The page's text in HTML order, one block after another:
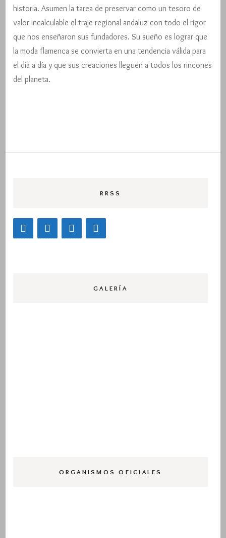
historia. Asumen la tarea de preservar como un tesoro de
valor incalculable el traje regional andaluz con todo el rigor
que nos enseñaron sus fundadores. Su sueño es lograr que
la moda flamenca se convierta en una tendencia válida para
el día a día y que sus creaciones lleguen a todos los rincones
del planeta.
RRSS
GALERÍA
ORGANISMOS OFICIALES